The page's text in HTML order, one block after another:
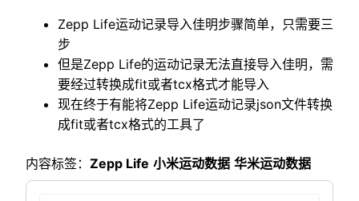
Zepp Life运动记录导入佳明步骤简单，只需要三
步
但是Zepp Life的运动记录无法直接导入佳明，需
要经过转换成fit或者tcx格式才能导入
现在终于有能将Zepp Life运动记录json文件转换
成fit或者tcx格式的工具了
内容标签： Zepp Life 小米运动数据 华米运动数据